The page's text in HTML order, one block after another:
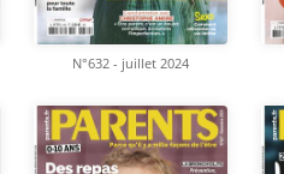
N°632 - juillet 2024